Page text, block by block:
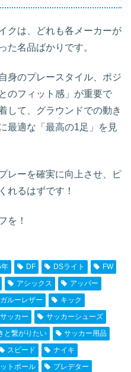
クは、どれも各メーカーが
た名品ばかりです。
身のプレースタイル、ポジ
のフィット感」が重要で
して、グラウンドでの動き
最適な「最高の1足」を見
レーを確実に向上させ、ピ
れるはずです！
を！
DF DSライト
FW
アシックス
アッパー
ルーレザー
キック
サッカー
サッカーシューズ
と繋がりたい
サッカー用品
スピード
ナイキ
トボール
プレデター